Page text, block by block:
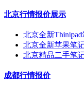
北京行情报价展示
北京全新
北京全新苹果笔
北京精品二手笔
成都行情报价